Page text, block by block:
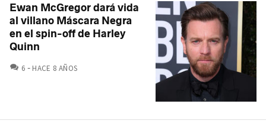
Ewan McGregor dará vida
al villano Máscara Negra
en el spin-off de Harley
Quinn
6 COMENTARIOS
HACE 8 AÑOS